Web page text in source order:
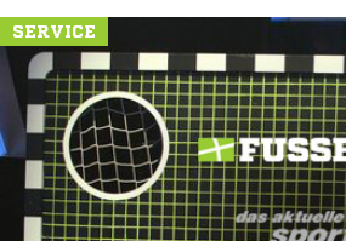
SERVICE